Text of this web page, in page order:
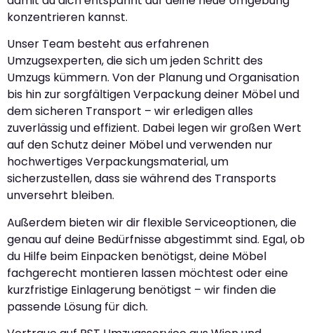
konzentrieren kannst.
Unser Team besteht aus erfahrenen
Umzugsexperten, die sich um jeden Schritt des
Umzugs kümmern. Von der Planung und Organisation
bis hin zur sorgfältigen Verpackung deiner Möbel und
dem sicheren Transport – wir erledigen alles
zuverlässig und effizient. Dabei legen wir großen Wert
auf den Schutz deiner Möbel und verwenden nur
hochwertiges Verpackungsmaterial, um
sicherzustellen, dass sie während des Transports
unversehrt bleiben.
Außerdem bieten wir dir flexible Serviceoptionen, die
genau auf deine Bedürfnisse abgestimmt sind. Egal, ob
du Hilfe beim Einpacken benötigst, deine Möbel
fachgerecht montieren lassen möchtest oder eine
kurzfristige Einlagerung benötigst – wir finden die
passende Lösung für dich.